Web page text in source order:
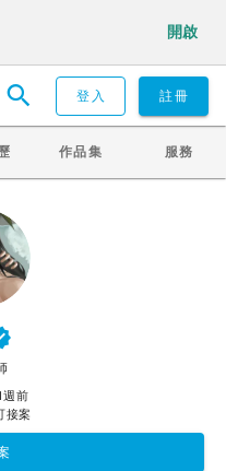
開啟
登入 註冊
作品集 服務
週前
接案